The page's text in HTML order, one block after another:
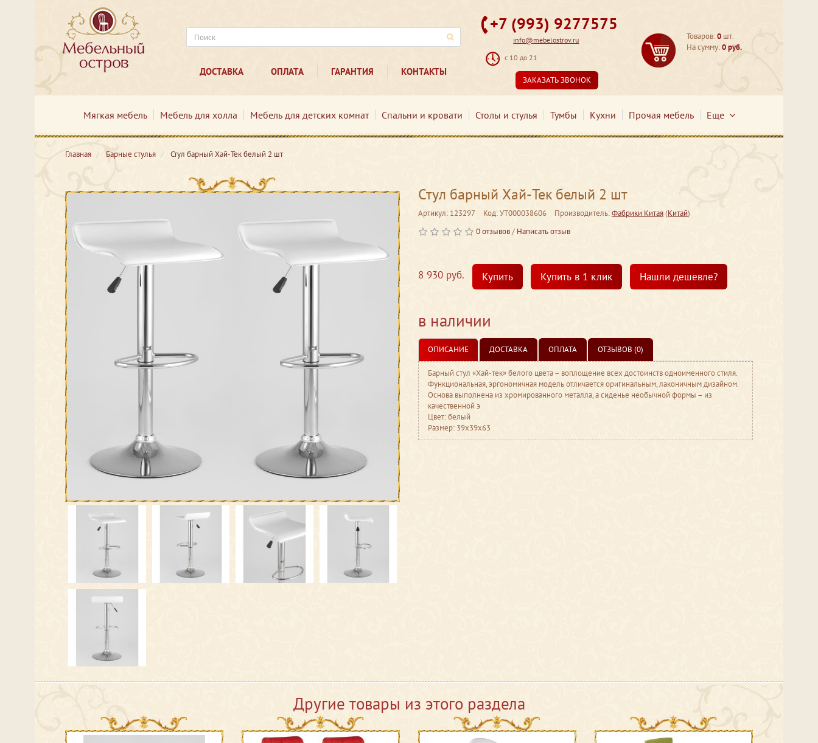
ДОСТАВКА ОПЛАТА ГАРАНТИЯ КОНТАКТЫ
+7 (993) 9277575
info@mebelostrov.ru
с 10 до 21
ЗАКАЗАТЬ ЗВОНОК
Товаров:0 шт.
На сумму:0 руб.
Мягкая мебель Мебель для холла Мебель для детских комнат Спальни и кровати Столы и стулья Тумбы Кухни Прочая мебель Еще
Главная Барные стулья Стул барный Хай-Тек белый 2 шт
Стул барный Хай-Тек белый 2 шт
Артикул: 123297 Код: УТ000038606 Производитель:Фабрики Китая(Китай)
0 отзывов/ Написать отзыв
8 930 руб. Купить Купить в 1 клик Нашли дешевле?
в наличии
ОПИСАНИЕ ДОСТАВКА ОПЛАТА ОТЗЫВОВ (0)
Барный стул «Хай-тек» белого цвета – воплощение всех достоинств одноименного стиля.
Функциональная, эргономичная модель отличается оригинальным, лаконичным дизайном.
Основа выполнена из хромированного металла, а сиденье необычной формы – из
качественной э
Цвет: белый
Размер: 39x39x63
Другие товары из этого раздела